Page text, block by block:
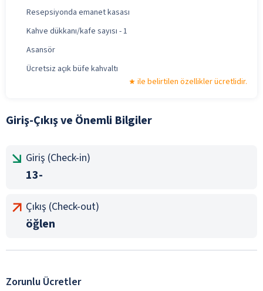
Resepsiyonda emanet kasası
Kahve dükkanı/kafe sayısı - 1
Asansör
Ücretsiz açık büfe kahvaltı
ile belirtilen özellikler ücretlidir.
Giriş-Çıkış ve Önemli Bilgiler
Giriş (Check-in)
13-
Çıkış (Check-out)
öğlen
Zorunlu Ücretler